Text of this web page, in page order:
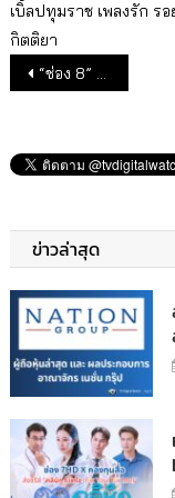
เบิ้ลปทุมราช เพลงรัก ร
กิตติยา
แนะแนวเรื่อง
“ช่อง 8” บุกตลาดสด ส่งรายการ “คุยข่าวเช้าสัญจร”
ข่าวล่าสุด